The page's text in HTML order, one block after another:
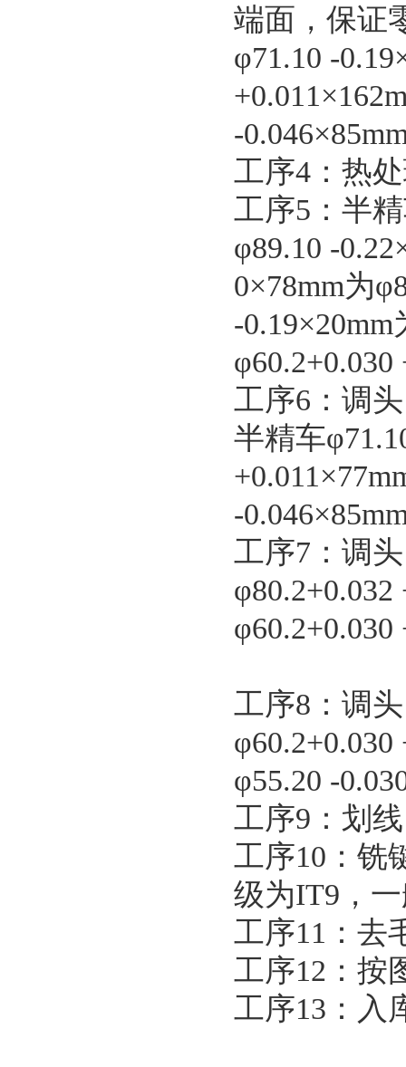
端面，保证
φ71.10 -
-
工序4：热
工序5：半
φ89.10 -
0×78mm为
-
工序6：调
半精车
-
工序7：调
φ80.2+0.032
φ60.2+0.030
工序8：调
φ60.2+0.030
φ55.20 -
工序9：划
工序10：铣
级为IT9，
工序11：
工序12：按
工序13：